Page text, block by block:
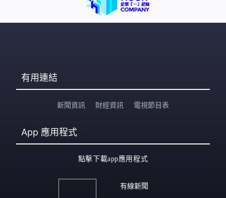
有用連結
新聞資訊 財經資訊 電視節目表
App 應用程式
點擊下載app應用程式
有線新聞